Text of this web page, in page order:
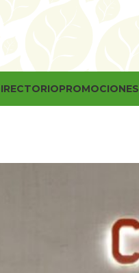
PROMOCIONES